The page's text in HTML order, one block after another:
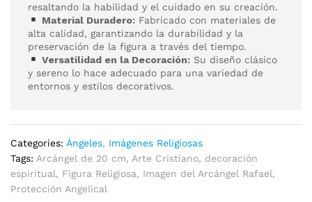
resaltando la habilidad y el cuidado en su creación.
Material Duradero:Fabricado con materiales de
alta calidad, garantizando la durabilidad y la
preservación de la figura a través del tiempo.
Versatilidad en la Decoración:Su diseño clásico
y sereno lo hace adecuado para una variedad de
entornos y estilos decorativos.
Categories: Ángeles, Imágenes Religiosas
Tags: Arcángel de 20 cm, Arte Cristiano, decoración
espiritual, Figura Religiosa, Imagen del Arcángel Rafael,
Protección Angelical